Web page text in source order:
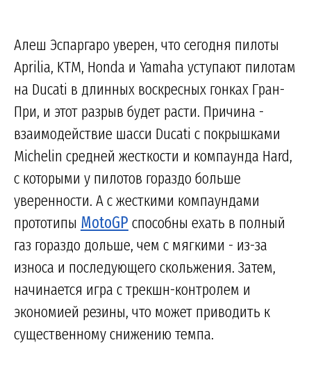
Алеш Эспаргаро уверен, что сегодня пилоты
Aprilia, KTM, Honda и Yamaha уступают пилотам
на Ducati в длинных воскресных гонках Гран-
При, и этот разрыв будет расти. Причина -
взаимодействие шасси Ducati с покрышками
Michelin средней жесткости и компаунда Hard,
с которыми у пилотов гораздо больше
уверенности. А с жесткими компаундами
прототипы MotoGP способны ехать в полный
газ гораздо дольше, чем с мягкими - из-за
износа и последующего скольжения. Затем,
начинается игра с трекшн-контролем и
экономией резины, что может приводить к
существенному снижению темпа.